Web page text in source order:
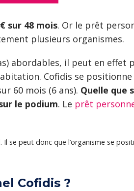
sur 48 mois. Or le prêt
plusieurs organismes.
abordables, il peut en effet
Cofidis se
60 mois (6 ans). Quelle que
le podium. Le prêt
se peut donc que l’organisme se
Cofidis ?